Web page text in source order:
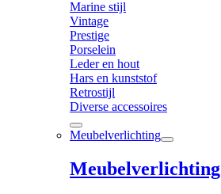
Marine stijl
Vintage
Prestige
Porselein
Leder en hout
Hars en kunststof
Retrostijl
Diverse accessoires
Meubelverlichting
Meubelverlichting